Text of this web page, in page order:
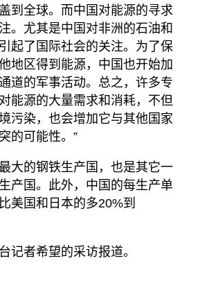
到全球。而中国对能源的寻求
。尤其是中国对非洲的石油和
起了国际社会的关注。为了保
地区得到能源，中国也开始加
道的军事活动。总之，许多专
能源的大量需求和消耗，不但
污染，也会增加它与其他国家
的可能性。”
大的钢铁生产国，也是其它一
产国。此外，中国的每生产单
美国和日本的多20%到
记者希望的采访报道。